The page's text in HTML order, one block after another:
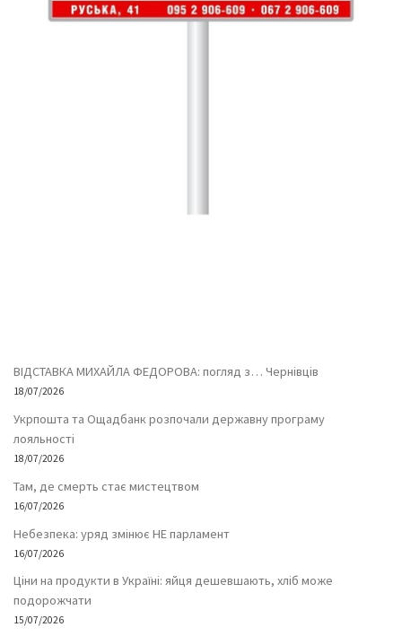
ВІДСТАВКА МИХАЙЛА ФЕДОРОВА: погляд з… Чернівців
18/07/2026
Укрпошта та Ощадбанк розпочали державну програму
лояльності
18/07/2026
Там, де смерть стає мистецтвом
16/07/2026
Небезпека: уряд змінює НЕ парламент
16/07/2026
Ціни на продукти в Україні: яйця дешевшають, хліб може
подорожчати
15/07/2026